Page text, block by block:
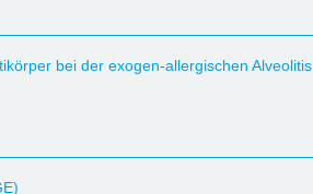
bei der exogen-allergischen Alveolitis